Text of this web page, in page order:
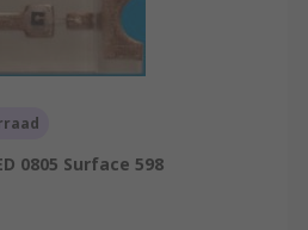
0805 Surface 598